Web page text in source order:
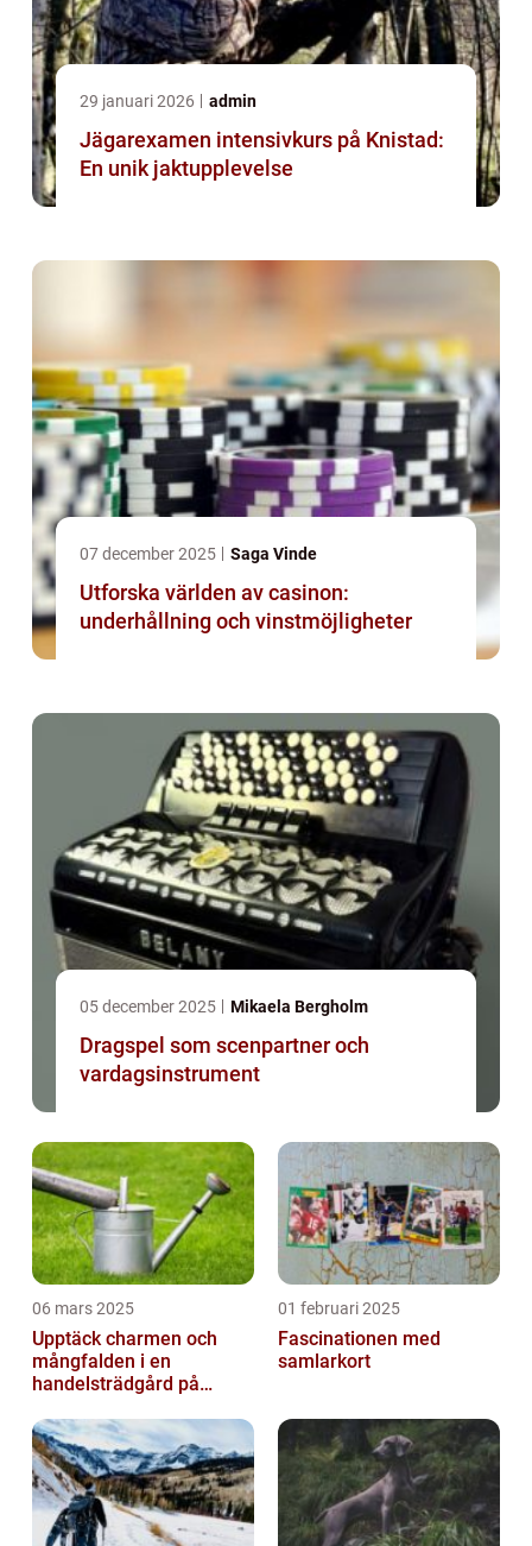
29 januari 2026 admin
Jägarexamen intensivkurs på Knistad:
En unik jaktupplevelse
07 december 2025 Saga Vinde
Utforska världen av casinon:
underhållning och vinstmöjligheter
05 december 2025 Mikaela Bergholm
Dragspel som scenpartner och
vardagsinstrument
06 mars 2025
Upptäck charmen och
mångfalden i en
handelsträdgård på
01 februari 2025
Fascinationen med
samlarkort